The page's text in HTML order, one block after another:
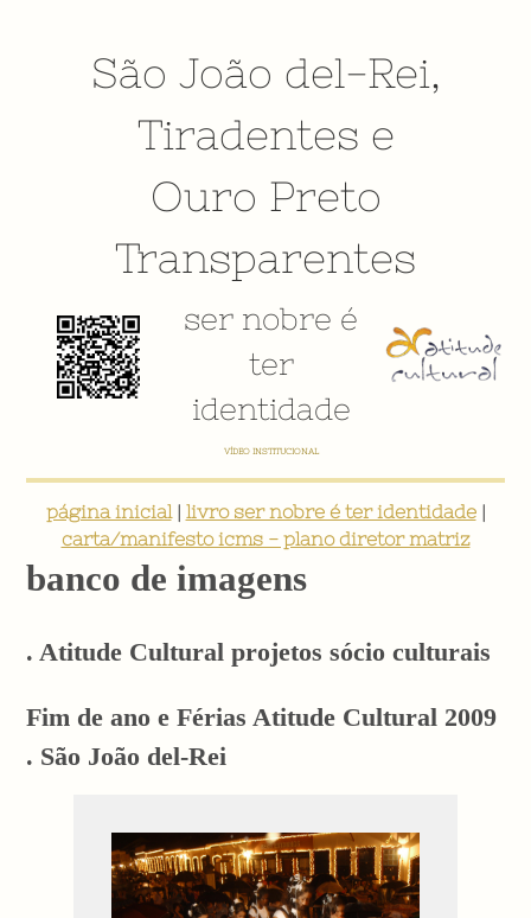
São João del-Rei,
Tiradentes e
Ouro Preto
Transparentes
ser nobre é
ter
identidade
VÍDEO INSTITUCIONAL
página inicial| livro ser nobre é ter identidade|
carta/manifesto icms - plano diretor matriz
banco de imagens
. Atitude Cultural projetos sócio culturais
Fim de ano e Férias Atitude Cultural 2009
. São João del-Rei